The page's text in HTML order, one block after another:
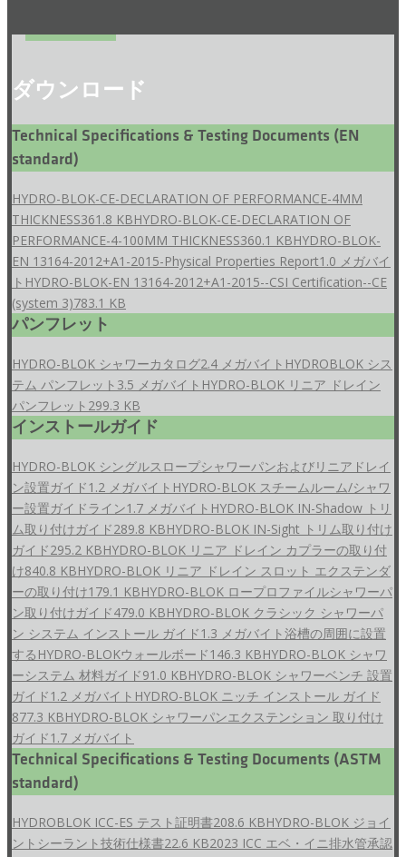
ダウンロード
Technical Specifications & Testing Documents (EN
standard)
HYDRO-BLOK-CE-DECLARATION OF PERFORMANCE-4MM
THICKNESS361.8 KBHYDRO-BLOK-CE-DECLARATION OF
PERFORMANCE-4-100MM THICKNESS360.1 KBHYDRO-BLOK-
EN 13164-2012+A1-2015-Physical Properties Report1.0 メガバイ
ト HYDRO-BLOK-EN 13164-2012+A1-2015--CSI Certification--CE
(system 3)783.1 KB
パンフレット
HYDRO-BLOK シャワーカタログ2.4 メガバイト HYDROBLOK シス
テム パンフレット 3.5 メガバイト HYDRO-BLOK リニア ドレイン
パンフレット 299.3 KB
インストールガイド
HYDRO-BLOK シングルスロープシャワーパンおよびリニアドレイ
ン設置ガイド1.2 メガバイト HYDRO-BLOK スチームルーム/シャワ
ー設置ガイドライン1.7 メガバイト HYDRO-BLOK IN-Shadow トリ
ム取り付けガイド289.8 KBHYDRO-BLOK IN-Sight トリム取り付け
ガイド295.2 KBHYDRO-BLOK リニア ドレイン カプラーの取り付
け840.8 KBHYDRO-BLOK リニア ドレイン スロット エクステンダ
ーの取り付け179.1 KBHYDRO-BLOK ロープロファイルシャワーパ
ン取り付けガイド479.0 KBHYDRO-BLOK クラシック シャワーパ
ン システム インストール ガイド1.3 メガバイト浴槽の周囲に設置
するHYDRO-BLOKウォールボード146.3 KBHYDRO-BLOK シャワ
ーシステム 材料ガイド91.0 KBHYDRO-BLOK シャワーベンチ 設置
ガイド1.2 メガバイト HYDRO-BLOK ニッチ インストール ガイド
877.3 KBHYDRO-BLOK シャワーパンエクステンション 取り付け
ガイド1.7 メガバイト
Technical Specifications & Testing Documents (ASTM
standard)
HYDROBLOK ICC-ES テスト証明書208.6 KBHYDRO-BLOK ジョイ
ントシーラント技術仕様書22.6 KB2023 ICC エベ・イニ排水管承認